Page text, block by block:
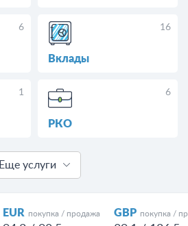
6 16
Вклады
1 6
РКО
Еще услуги
EUR покупка / продажа GBP покупка /